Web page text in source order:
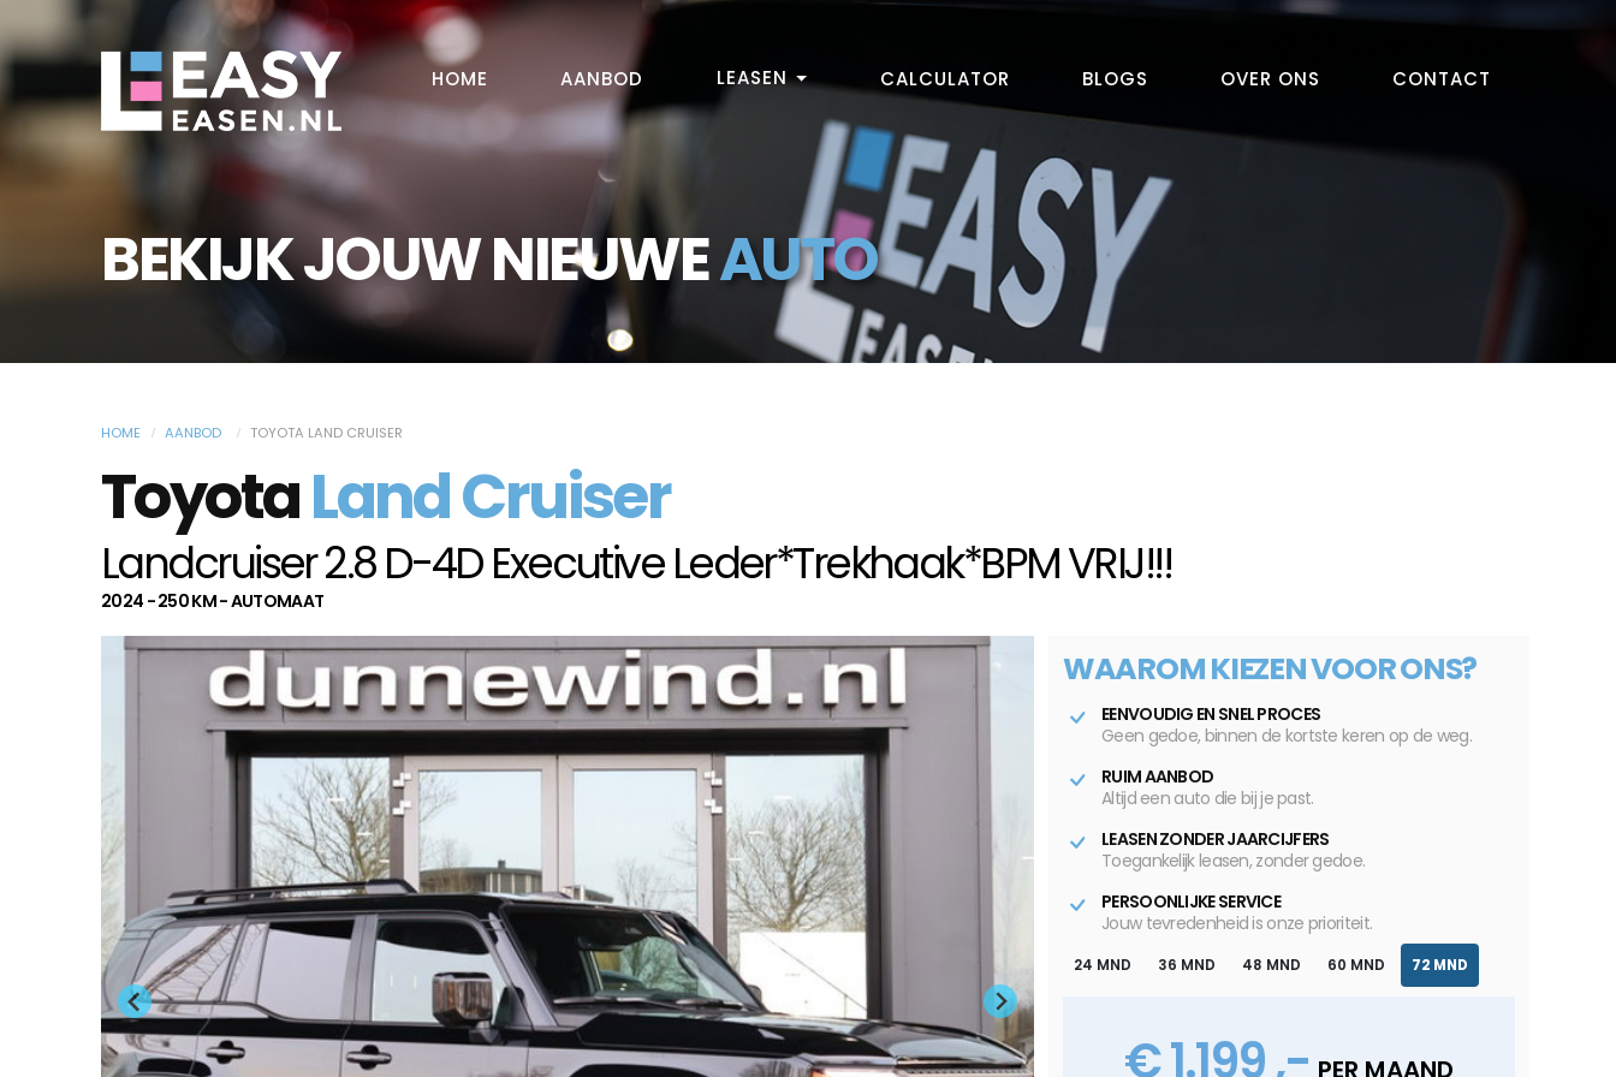
HOME AANBOD LEASEN CALCULATOR BLOGS OVER ONS CONTACT
BEKIJK JOUW NIEUWEAUTO
HOME AANBOD TOYOTA LAND CRUISER
ToyotaLand Cruiser
Landcruiser 2.8 D-4D Executive Leder*Trekhaak*BPM VRIJ!!!
2024 - 250 KM - AUTOMAAT
WAAROM KIEZEN VOOR ONS?
EENVOUDIG EN SNEL PROCES
Geen gedoe, binnen de kortste keren op de weg.
RUIM AANBOD
Altijd een auto die bij je past.
LEASEN ZONDER JAARCIJFERS
Toegankelijk leasen, zonder gedoe.
PERSOONLIJKE SERVICE
Jouw tevredenheid is onze prioriteit.
24 MND 36 MND 48 MND 60 MND 72 MND
€ 1.199 ,- PER MAAND